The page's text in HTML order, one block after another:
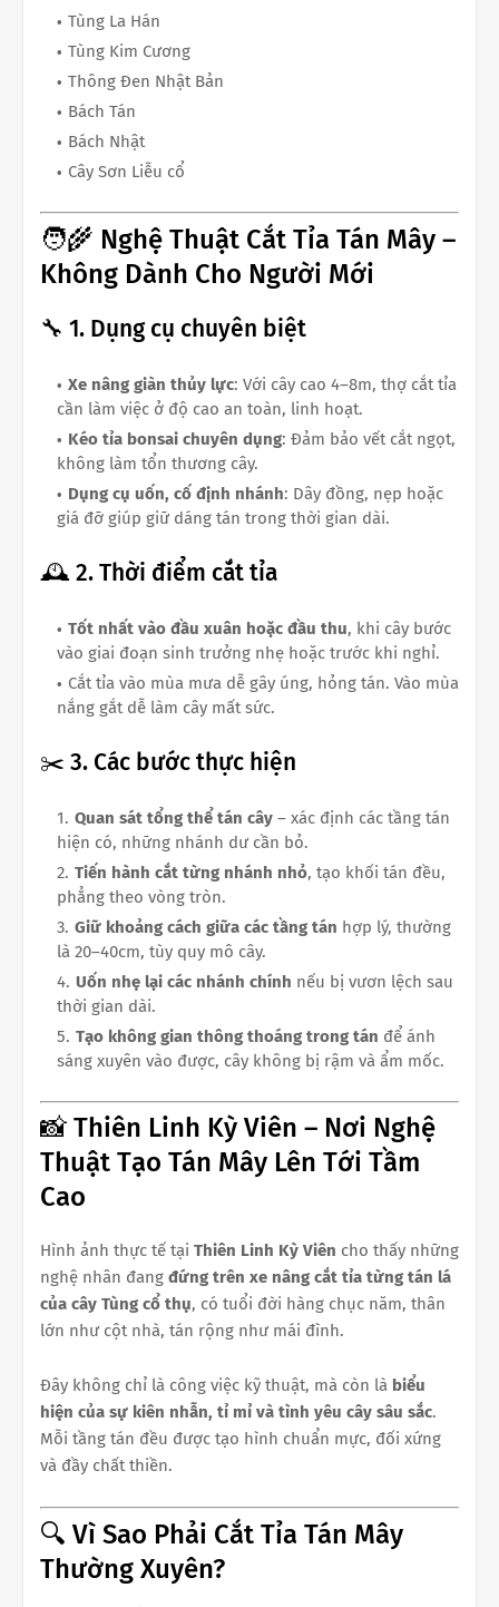
Tùng La Hán
Tùng Kim Cương
Thông Đen Nhật Bản
Bách Tán
Bách Nhật
Cây Sơn Liễu cổ
🧑‍🌾 Nghệ Thuật Cắt Tỉa Tán Mây –
Không Dành Cho Người Mới
🔧 1. Dụng cụ chuyên biệt
Xe nâng giàn thủy lực: Với cây cao 4–8m, thợ cắt tỉa
cần làm việc ở độ cao an toàn, linh hoạt.
Kéo tỉa bonsai chuyên dụng: Đảm bảo vết cắt ngọt,
không làm tổn thương cây.
Dụng cụ uốn, cố định nhánh: Dây đồng, nẹp hoặc
giá đỡ giúp giữ dáng tán trong thời gian dài.
🕰 2. Thời điểm cắt tỉa
Tốt nhất vào đầu xuân hoặc đầu thu, khi cây bước
vào giai đoạn sinh trưởng nhẹ hoặc trước khi nghỉ.
Cắt tỉa vào mùa mưa dễ gây úng, hỏng tán. Vào mùa
nắng gắt dễ làm cây mất sức.
✂️ 3. Các bước thực hiện
Quan sát tổng thể tán cây – xác định các tầng tán
hiện có, những nhánh dư cần bỏ.
Tiến hành cắt từng nhánh nhỏ, tạo khối tán đều,
phẳng theo vòng tròn.
Giữ khoảng cách giữa các tầng tán hợp lý, thường
là 20–40cm, tùy quy mô cây.
Uốn nhẹ lại các nhánh chính nếu bị vươn lệch sau
thời gian dài.
Tạo không gian thông thoáng trong tán để ánh
sáng xuyên vào được, cây không bị rậm và ẩm mốc.
📸 Thiên Linh Kỳ Viên – Nơi Nghệ
Thuật Tạo Tán Mây Lên Tới Tầm
Cao
Hình ảnh thực tế tại Thiên Linh Kỳ Viên cho thấy những
nghệ nhân đang đứng trên xe nâng cắt tỉa từng tán lá
của cây Tùng cổ thụ, có tuổi đời hàng chục năm, thân
lớn như cột nhà, tán rộng như mái đình.
Đây không chỉ là công việc kỹ thuật, mà còn là biểu
hiện của sự kiên nhẫn, tỉ mỉ và tình yêu cây sâu sắc.
Mỗi tầng tán đều được tạo hình chuẩn mực, đối xứng
và đầy chất thiền.
🔍 Vì Sao Phải Cắt Tỉa Tán Mây
Thường Xuyên?